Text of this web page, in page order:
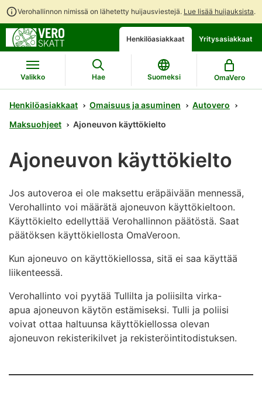
Verohallinnon nimissä on lähetetty huijausviestejä. Lue lisää huijauksista.
Siirry
suoraan
sisältöön
Siirry
koko
sivuston
hakuun
Henkilöasiakkaat Yritysasiakkaat
Valikko Hae Suomeksi OmaVero
Henkilöasiakkaat Omaisuus ja asuminen
Autovero
Maksuohjeet
Ajoneuvon käyttökielto
Ajoneuvon käyttökielto
Jos autoveroa ei ole maksettu eräpäivään mennessä,
Verohallinto voi määrätä ajoneuvon käyttökieltoon.
Käyttökielto edellyttää Verohallinnon päätöstä. Saat
päätöksen käyttökiellosta OmaVeroon.
Kun ajoneuvo on käyttökiellossa, sitä ei saa käyttää
liikenteessä.
Verohallinto voi pyytää Tullilta ja poliisilta virka-
apua ajoneuvon käytön estämiseksi. Tulli ja poliisi
voivat ottaa haltuunsa käyttökiellossa olevan
ajoneuvon rekisterikilvet ja rekisteröintitodistuksen.